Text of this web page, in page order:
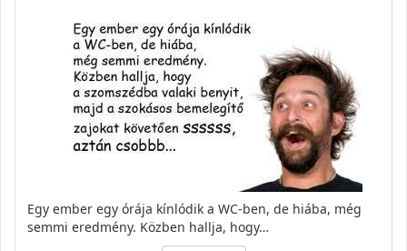
Egy ember egy órája kínlódik a WC-ben, de hiába, még
semmi eredmény. Közben hallja, hogy…